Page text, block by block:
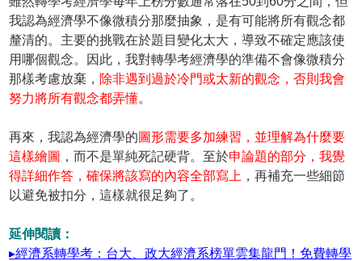
我認為經濟學不像微積分那麼抽象，是有可能將所有觀念都
釐清的。主要的挑戰在於題目變化太大，導致不確定應該使
用哪個觀念。因此，我對轉學考經濟學的準備不會像微積分
那樣考慮放棄， 除非遇到過於冷門或太新的觀念，否則我會
努力將所有觀念都弄懂。
再來，我認為經濟學的圖形需要多加練習，並理解為什麼要
這樣繪圖 ，而不是單純死記硬背。至於申論題的部分，我覺
得詳細作答，確保將該寫的內容全部寫上 ，再補充一些細節
以避免被扣分，這樣就很足夠了。
延伸閱讀：
▸經濟系轉學考：台大、政大經濟系榜單雲集龍門！免費轉學